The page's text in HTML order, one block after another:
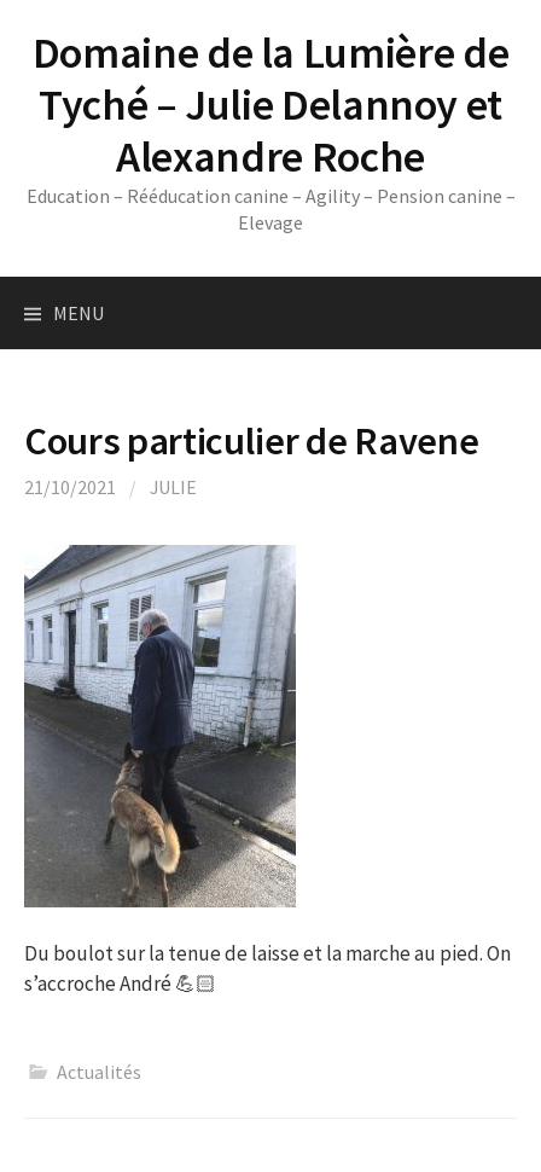
contentDomaine de la Lumière de
Tyché – Julie Delannoy et
Alexandre Roche
Education – Rééducation canine – Agility – Pension canine –
Elevage
MENU
Cours particulier de Ravene
21/10/2021 / JULIE
Du boulot sur la tenue de laisse et la marche au pied. On
s’accroche André 💪🏻
Actualités